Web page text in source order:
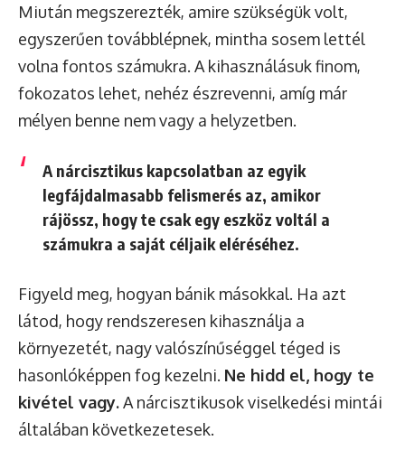
Miután megszerezték, amire szükségük volt,
egyszerűen továbblépnek, mintha sosem lettél
volna fontos számukra. A kihasználásuk finom,
fokozatos lehet, nehéz észrevenni, amíg már
mélyen benne nem vagy a helyzetben.
A nárcisztikus kapcsolatban az egyik
legfájdalmasabb felismerés az, amikor
rájössz, hogy te csak egy eszköz voltál a
számukra a saját céljaik eléréséhez.
Figyeld meg, hogyan bánik másokkal. Ha azt
látod, hogy rendszeresen kihasználja a
környezetét, nagy valószínűséggel téged is
hasonlóképpen fog kezelni. Ne hidd el, hogy te
kivétel vagy.A nárcisztikusok viselkedési mintái
általában következetesek.